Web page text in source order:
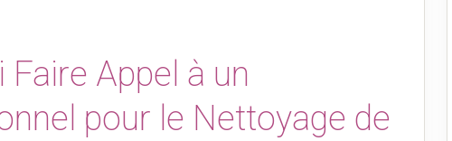
Faire Appel à un
pour le Nettoyage de